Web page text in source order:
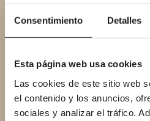
Consentimiento Detalles
Esta página web usa cookies
Las cookies de este sitio web
el contenido y los anuncios,
sociales y analizar el tráfico.
temperatura del agua.
regulamos la
otro y el caudal